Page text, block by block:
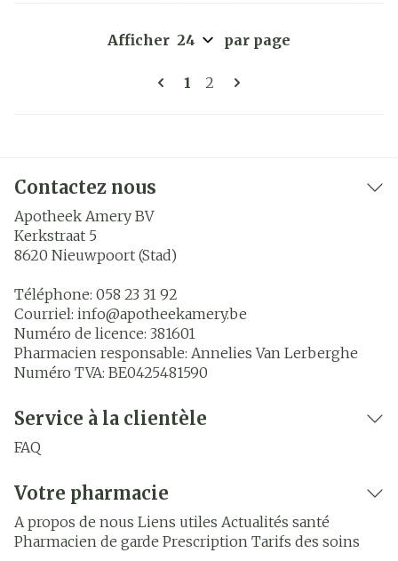
Pages
Vous lisez actuellement la
1 Page
2
Afficher par page
Contactez nous
Apotheek Amery BV
Kerkstraat 5
8620 Nieuwpoort (Stad)
Téléphone: 058 23 31 92
Courriel: info@apotheekamery.be
Numéro de licence: 381601
Pharmacien responsable: Annelies Van Lerberghe
Numéro TVA: BE0425481590
Service à la clientèle
FAQ
Votre pharmacie
A propos de nous Liens utiles Actualités santé
Pharmacien de garde Prescription Tarifs des soins